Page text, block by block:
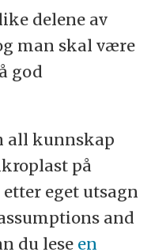
delene av
man skal være
god
all kunnskap
på
eget utsagn
and
du lese en